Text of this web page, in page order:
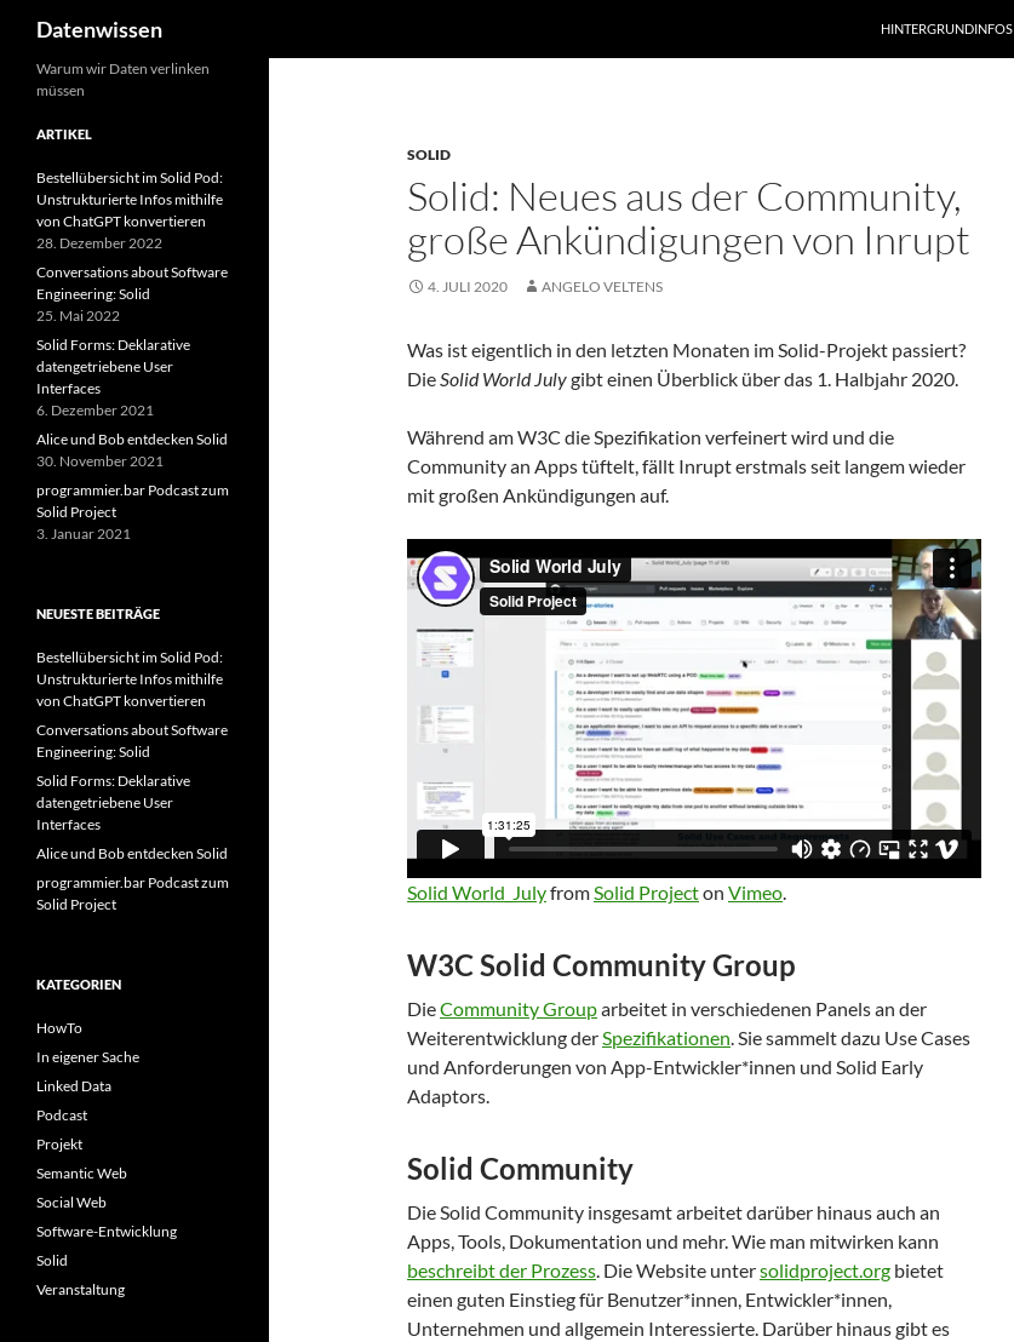
Zum
Inhalt
springen
Datenwissen HINTERGRUNDINFOS
SOLID
Solid: Neues aus der Community,
große Ankündigungen von Inrupt
4. JULI 2020 ANGELO VELTENS
Was ist eigentlich in den letzten Monaten im Solid-Projekt passiert?
DieSolid World Julygibt einen Überblick über das 1. Halbjahr 2020.
Während am W3C die Spezifikation verfeinert wird und die
Community an Apps tüftelt, fällt Inrupt erstmals seit langem wieder
mit großen Ankündigungen auf.
Solid World_JulyfromSolid Projecton Vimeo.
W3C Solid Community Group
DieCommunity Grouparbeitet in verschiedenen Panels an der
Weiterentwicklung derSpezifikationen. Sie sammelt dazu Use Cases
und Anforderungen von App-Entwickler*innen und Solid Early
Adaptors.
Solid Community
Die Solid Community insgesamt arbeitet darüber hinaus auch an
Apps, Tools, Dokumentation und mehr. Wie man mitwirken kann
beschreibt der Prozess. Die Website untersolidproject.org bietet
einen guten Einstieg für Benutzer*innen, Entwickler*innen,
Unternehmen und allgemein Interessierte. Darüber hinaus gibt es
Warum wir Daten verlinken
müssen
ARTIKEL
Bestellübersicht im Solid Pod:
Unstrukturierte Infos mithilfe
von ChatGPT konvertieren
28. Dezember 2022
Conversations about Software
Engineering: Solid
25. Mai 2022
Solid Forms: Deklarative
datengetriebene User
Interfaces
6. Dezember 2021
Alice und Bob entdecken Solid
30. November 2021
programmier.bar Podcast zum
Solid Project
3. Januar 2021
NEUESTE BEITRÄGE
Bestellübersicht im Solid Pod:
Unstrukturierte Infos mithilfe
von ChatGPT konvertieren
Conversations about Software
Engineering: Solid
Solid Forms: Deklarative
datengetriebene User
Interfaces
Alice und Bob entdecken Solid
programmier.bar Podcast zum
Solid Project
KATEGORIEN
HowTo
In eigener Sache
Linked Data
Podcast
Projekt
Semantic Web
Social Web
Software-Entwicklung
Solid
Veranstaltung